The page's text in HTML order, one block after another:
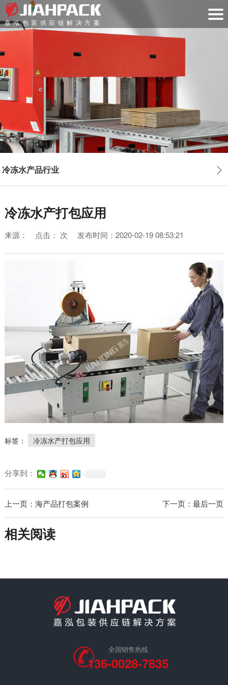
嘉泓包装供应链解决方案
冷冻水产品行业
冷冻水产打包应用
来源： 点击： 次 发布时间：2020-02-19 08:53:21
标签： 冷冻水产打包应用
分享到：
下一页：最后一页
上一页：海产品打包案例
相关阅读
全国销售热线
136-0028-7835